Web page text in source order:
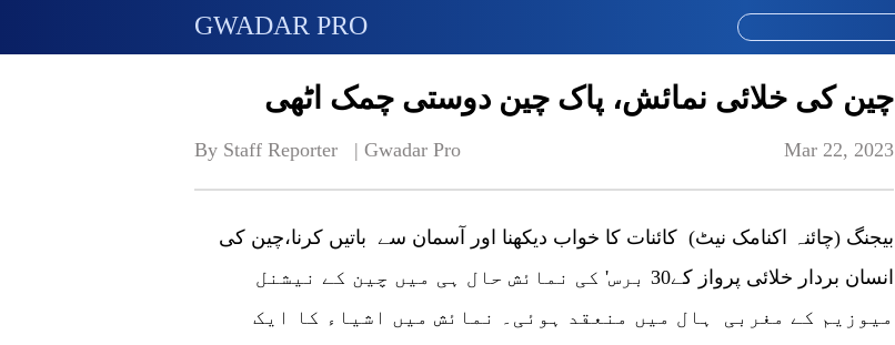
GWADAR PRO
چین کی خلائی نمائش، پاک چین دوستی چمک اٹھی
By Staff Reporter   | Gwadar Pro Mar 22, 2023
بیجنگ (چائنہ اکنامک نیٹ) کائنات کا خواب دیکھنا اور آسمان سے باتیں کرنا،چین کی
انسان بردار خلائی پرواز کے30 برس' کی نمائش حال ہی میں چین کے نیشنل
میوزیم کے مغربی ہال میں منعقد ہوئی۔ نمائش میں اشیاء کا ایک